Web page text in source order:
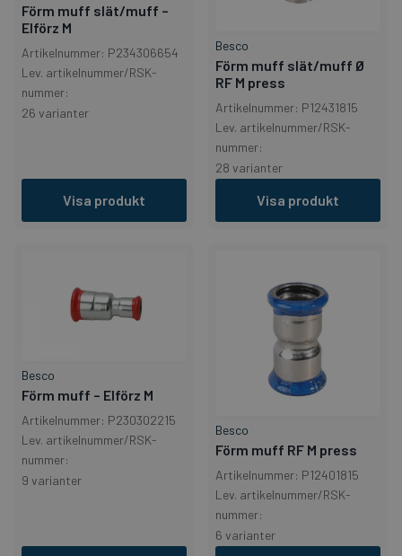
Förm muff slät/muff –
Elförz M
Artikelnummer: P234306654
Lev. artikelnummer/RSK-
nummer:
26 varianter
Visa produkt
Besco
Förm muff slät/muff Ø
RF M press
Artikelnummer: P12431815
Lev. artikelnummer/RSK-
nummer:
28 varianter
Visa produkt
Besco
Förm muff – Elförz M
Artikelnummer: P230302215
Lev. artikelnummer/RSK-
nummer:
9 varianter
Besco
Förm muff RF M press
Artikelnummer: P12401815
Lev. artikelnummer/RSK-
nummer:
6 varianter